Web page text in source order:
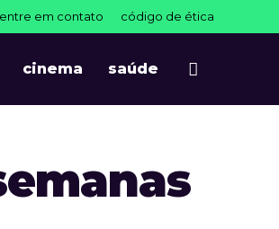
entre em contato código de ética
cinema saúde